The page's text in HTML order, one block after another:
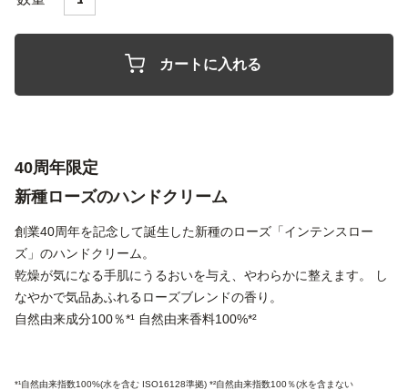
カートに入れる
40周年限定
新種ローズのハンドクリーム
創業40周年を記念して誕生した新種のローズ「インテンスロー
ズ」のハンドクリーム。
乾燥が気になる手肌にうるおいを与え、やわらかに整えます。
し
なやかで気品あふれるローズブレンドの香り。
自然由来成分100％*¹ 自然由来香料100%*²
*¹自然由来指数100%(水を含む ISO16128準拠) *²自然由来指数100％(水を含まない